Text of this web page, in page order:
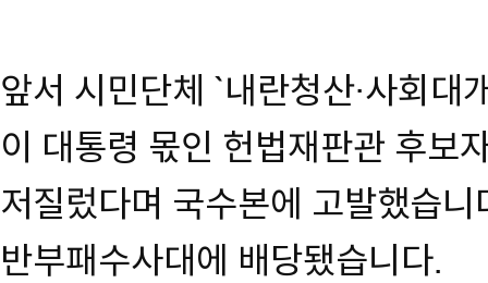
앞서 시민단체 `내란청산·사회대
이 대통령 몫인 헌법재판관 후보
저질렀다며 국수본에 고발했습
반부패수사대에 배당됐습니다.